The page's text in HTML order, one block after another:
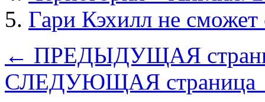
Гари Кэхилл не
← ПРЕДЫДУЩАЯ
СЛЕДУЮЩАЯ